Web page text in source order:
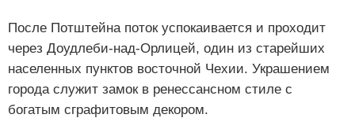
После Потштейна поток успокаивается и проходит
через Доудлеби-над-Орлицей, один из старейших
населенных пунктов восточной Чехии. Украшением
города служит замок в ренессансном стиле с
богатым сграфитовым декором.